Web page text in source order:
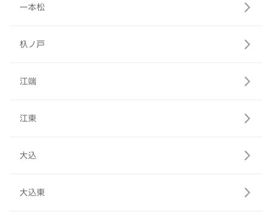
一本松
杁ノ戸
江端
江東
大込
大込東